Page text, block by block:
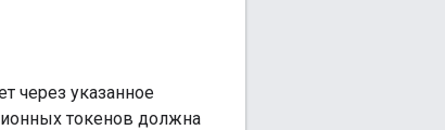
через указанное
токенов должна